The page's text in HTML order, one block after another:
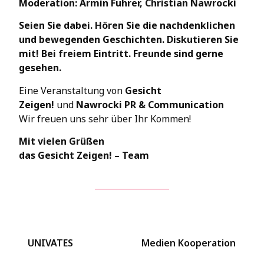
Moderation:Armin Fuhrer, Christian Nawrocki
Seien Sie dabei. Hören Sie die nachdenklichen
und bewegenden Geschichten. Diskutieren Sie
mit! Bei freiem Eintritt. Freunde sind gerne
gesehen.
Eine Veranstaltung von Gesicht
Zeigen! und Nawrocki PR & Communication
Wir freuen uns sehr über Ihr Kommen!
Mit vielen Grüßen
das Gesicht Zeigen! – Team
UNIVATES Medien Kooperation